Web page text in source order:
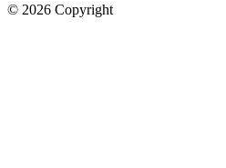
© 2026 Copyright